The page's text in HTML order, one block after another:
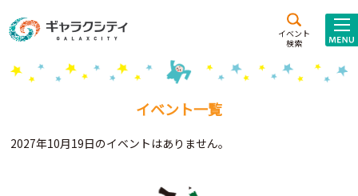
イベント
検索
施設案内
こども
西新井
施設･
イベント一覧
2027年10月19日のイベントはありません。